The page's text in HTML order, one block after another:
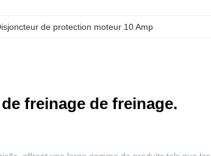
de protection moteur 10 Amp
freinage de freinage.